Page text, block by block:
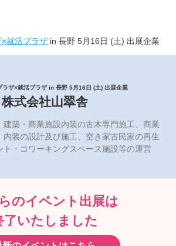
就活プラザ in 長野 5月16日 (土) 出展企業
ラザ×就活プラザ in 長野 5月16日 (土) 出展企業
株式会社山翠舎
建築・商業施設内装の古木専門施工、商業
内装の設計及び施工、空き家古民家の再生
ト・コワーキングスペース施設等の運営
のイベント出展は
了いたしました